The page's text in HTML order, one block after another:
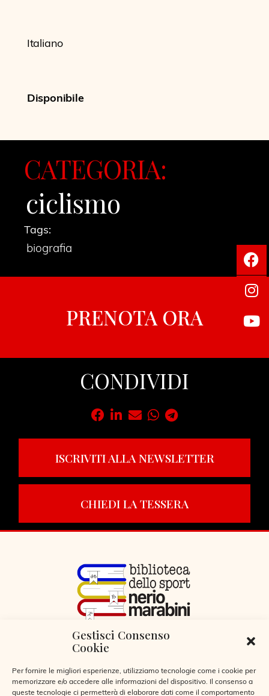
Gestisci Consenso
Cookie
Per fornire le migliori esperienze, utilizziamo tecnologie come i cookie per
memorizzare e/o accedere alle informazioni del dispositivo. Il consenso a
queste tecnologie ci permetterà di elaborare dati come il comportamento
Italiano
Disponibile
CATEGORIA:
ciclismo
Tags:
biografia
PRENOTA ORA
CONDIVIDI
ISCRIVITI ALLA NEWSLETTER
CHIEDI LA TESSERA
VIA LIBERTÀ 29, SERIATE (BG)
© 2026